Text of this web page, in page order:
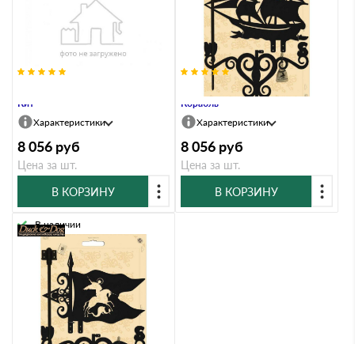
Кит
Характеристики
8 056 руб
Цена за шт.
В КОРЗИНУ
Флюгер Люкс Duck & Dog Л04
Корабль
Характеристики
8 056 руб
Цена за шт.
В КОРЗИНУ
В наличии